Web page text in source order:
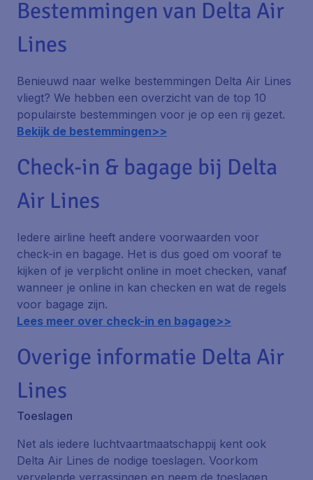
Bestemmingen van Delta Air
Lines
Benieuwd naar welke bestemmingen Delta Air Lines
vliegt? We hebben een overzicht van de top 10
populairste bestemmingen voor je op een rij gezet.
Bekijk de bestemmingen>>
Check-in & bagage bij Delta
Air Lines
Iedere airline heeft andere voorwaarden voor
check-in en bagage. Het is dus goed om vooraf te
kijken of je verplicht online in moet checken, vanaf
wanneer je online in kan checken en wat de regels
voor bagage zijn.
Lees meer over check-in en bagage>>
Overige informatie Delta Air
Lines
Toeslagen
Net als iedere luchtvaartmaatschappij kent ook
Delta Air Lines de nodige toeslagen. Voorkom
vervelende verrassingen en neem de toeslagen